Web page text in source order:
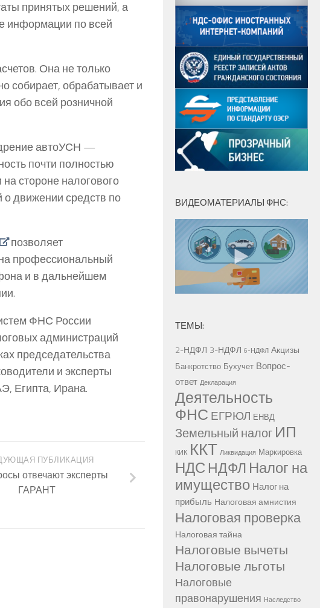
принятых решений, а
информации по всей
Она не только
собирает, обрабатывает и
обо всей розничной
автоУСН —
почти полностью
стороне налогового
движении средств по
позволяет
профессиональный
и в дальнейшем
ФНС России
администраций
председательства
и эксперты
Египта, Ирана.
ПУБЛИКАЦИЯ
отвечают эксперты
ГАРАНТ
ВИДЕОМАТЕРИАЛЫ ФНС:
ТЕМЫ:
2-НДФЛ 3-НДФЛ 6-НДФЛ Акцизы
Банкротство Бухучет Вопрос-
ответ Декларация
Деятельность
ФНС ЕГРЮЛ ЕНВД
Земельный налог ИП
КИК ККТ Ликвидация Маркировка
НДС НДФЛ Налог на
имущество Налог на
прибыль Налоговая амнистия
Налоговая проверка
Налоговая тайна
Налоговые вычеты
Налоговые льготы
Налоговые
правонарушения Наследство